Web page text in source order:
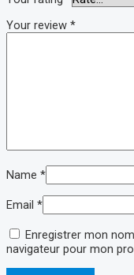
Your review *
Name *
Email *
Enregistrer mon
navigateur pour mon